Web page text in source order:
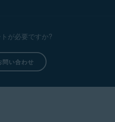
が必要ですか?
問い合わせ